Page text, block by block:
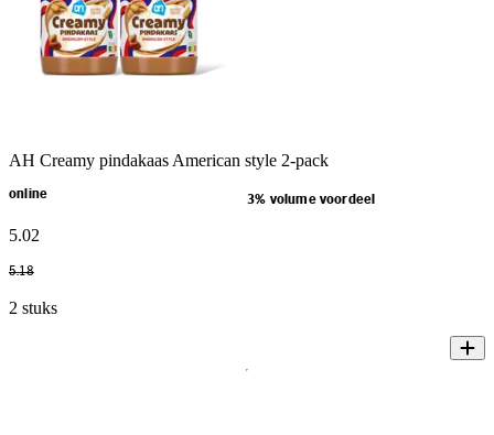
AH Creamy pindakaas American style 2-pack
online 3% volume voordeel
5.02
5.18
2 stuks